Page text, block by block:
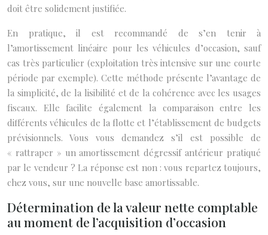
doit être solidement justifiée.
En pratique, il est recommandé de s’en tenir à
l’amortissement linéaire pour les véhicules d’occasion, sauf
cas très particulier (exploitation très intensive sur une courte
période par exemple). Cette méthode présente l’avantage de
la simplicité, de la lisibilité et de la cohérence avec les usages
fiscaux. Elle facilite également la comparaison entre les
différents véhicules de la flotte et l’établissement de budgets
prévisionnels. Vous vous demandez s’il est possible de
« rattraper » un amortissement dégressif antérieur pratiqué
par le vendeur ? La réponse est non : vous repartez toujours,
chez vous, sur une nouvelle base amortissable.
Détermination de la valeur nette comptable
au moment de l’acquisition d’occasion